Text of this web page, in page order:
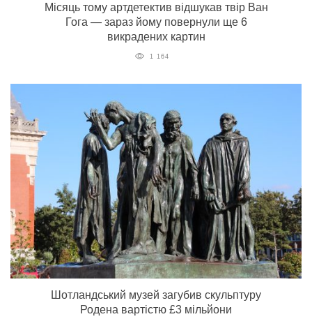
Місяць тому артдетектив відшукав твір Ван
Гога — зараз йому повернули ще 6
викрадених картин
1 164
Шотландський музей загубив скульптуру
Родена вартістю £3 мільйони